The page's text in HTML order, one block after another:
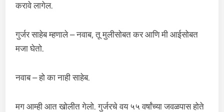
करावे लागेल.
गुर्जर साहेब म्हणाले – नवाब, तू मुलीसोबत कर आणि मी आईसोबत
मजा घेतो.
नवाब – हो का नाही साहेब.
मग आम्ही आत खोलीत गेलो. गुर्जरचे वय ५५ वर्षांच्या जवळपास होते